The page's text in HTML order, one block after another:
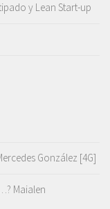
y Lean Start-up
González [4G]
Maialen